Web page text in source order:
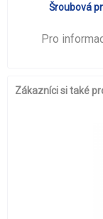
Šroubová
Pro
Zákazníci si také